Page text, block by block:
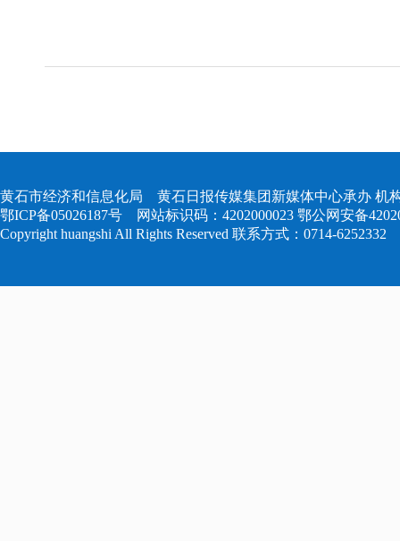
黄石市经济和信息化局 黄石日报传媒集团新媒体中心承办 机
鄂ICP备05026187号 网站标识码：4202000023 鄂公网安备
Copyright huangshi All Rights Reserved 联系方式：0714-6252332